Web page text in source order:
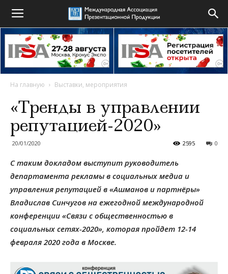
На главную Выставки, мероприятия
«Тренды в управлении
репутацией-2020»
20/01/2020 0
2595
С таким докладом выступит руководитель
департамента рекламы в социальных медиа и
управления репутацией в «Ашманов и партнёры»
Владислав Синчугов на ежегодной международной
конференции «Связи с общественностью в
социальных сетях-2020», которая пройдет 12-14
февраля 2020 года в Москве.